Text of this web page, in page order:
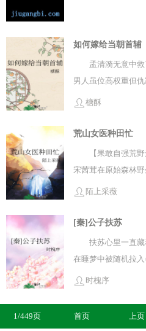
报救命之恩，他却
受重伤的顾聿昭，
了。『美人但疯狂
据，狠人夫妻互补逐
手√.有媳妇全靠又
低，全员没有真善
群像、爽文√.基建
身顶级世家，家财
奴”，名声烂得一批
夭之兆，不得已将
欢喜喜接回家来。
的婚事便被诸人惦
元贞千挑万选物色
了洞房，她吓得花
如何嫁给当朝首辅
孟清漪无意中
男人虽位高权重但
绝：“施恩不图报。
当。”可谁想短短半
只得拿起那个男人
娶。” 邬明鹤一身
得孟姑娘已经定亲
仇，心一横，拿出
得堪比晚霞，邬
他先觊觎她的美貌
妨。 －成婚后，
头！真真是无一
榶酥
荒山女医种田忙
【果敢自强荒
宋茜茸在原始森林
眼前一黑就穿到了
返乡途中遭遇山匪
她来到原身父亲留
眼。屋里空荡荡的
在，前世学过急救
合，宋茜茸进山采
在这个男尊女卑
初，所有人都不看
陌上采薇
[秦]公子扶苏
扶苏心里一直
在睡梦中被随机拉
常规课程外，还有
时槐序
1/449页 首页 上页